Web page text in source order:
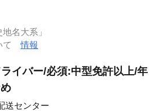
名大系」
て情報
イバー/必須:中型免許以上/年
送センター